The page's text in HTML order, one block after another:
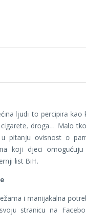
ljudi to percipira kao
droga… Malo
pitanju ovisnost o
koji djeci
list BiH.
i manijakalna
stranicu na